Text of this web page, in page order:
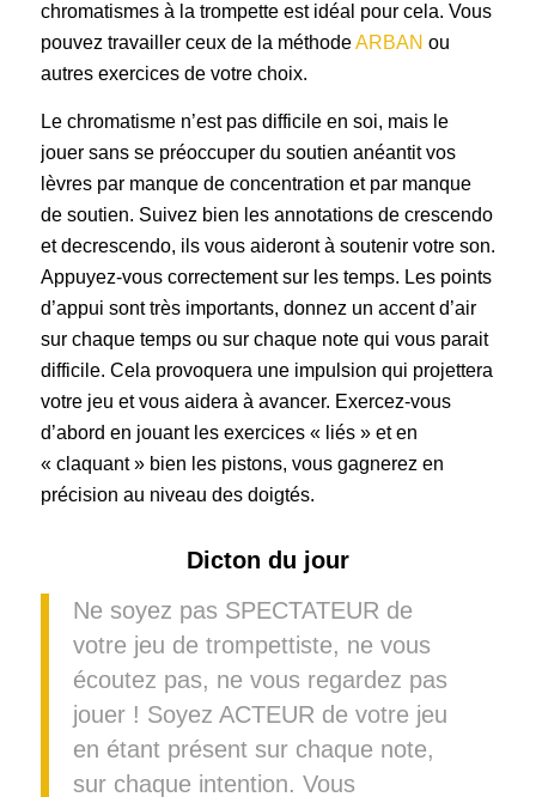
chromatismes à la trompette est idéal pour cela. Vous
pouvez travailler ceux de la méthodeARBAN ou
autres exercices de votre choix.
Le chromatisme n’est pas difficile en soi, mais le
jouer sans se préoccuper du soutien anéantit vos
lèvres par manque de concentration et par manque
de soutien. Suivez bien les annotations de crescendo
et decrescendo, ils vous aideront à soutenir votre son.
Appuyez-vous correctement sur les temps. Les points
d’appui sont très importants, donnez un accent d’air
sur chaque temps ou sur chaque note qui vous parait
difficile. Cela provoquera une impulsion qui projettera
votre jeu et vous aidera à avancer. Exercez-vous
d’abord en jouant les exercices « liés » et en
« claquant » bien les pistons, vous gagnerez en
précision au niveau des doigtés.
Dicton du jour
Ne soyez pas SPECTATEUR de
votre jeu de trompettiste, ne vous
écoutez pas, ne vous regardez pas
jouer ! Soyez ACTEUR de votre jeu
en étant présent sur chaque note,
sur chaque intention. Vous